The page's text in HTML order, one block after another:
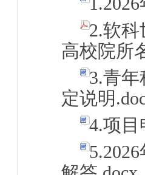
2.软
高校院所
3.青
定说明
4.项目